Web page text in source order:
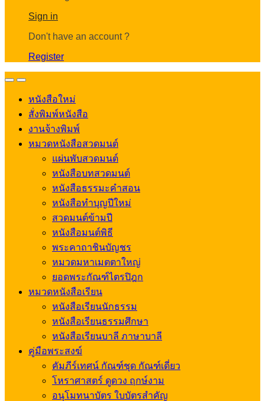
Sign in
Don't have an account ?
Register
OpenClose
หนังสือใหม่
สั่งพิมพ์หนังสือ
งานจ้างพิมพ์
หมวดหนังสือสวดมนต์
แผ่นพับสวดมนต์
หนังสือบทสวดมนต์
หนังสือธรรมะคำสอน
หนังสือทำบุญปีใหม่
สวดมนต์ข้ามปี
หนังสือมนต์พิธี
พระคาถาชินบัญชร
หมวดมหาเมตตาใหญ่
ยอดพระกัณฑ์ไตรปิฎก
หมวดหนังสือเรียน
หนังสือเรียนนักธรรม
หนังสือเรียนธรรมศึกษา
หนังสือเรียนบาลี ภาษาบาลี
คู่มือพระสงฆ์
คัมภีร์เทศน์ กัณฑ์ชุด กัณฑ์เดี่ยว
โหราศาสตร์ ดูดวง ฤกษ์งาม
อนุโมทนาบัตร ใบบัตรสำคัญ